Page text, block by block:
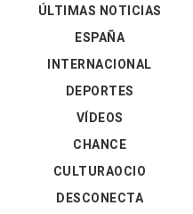
ÚLTIMAS NOTICIAS
ESPAÑA
INTERNACIONAL
DEPORTES
VÍDEOS
CHANCE
CULTURAOCIO
DESCONECTA